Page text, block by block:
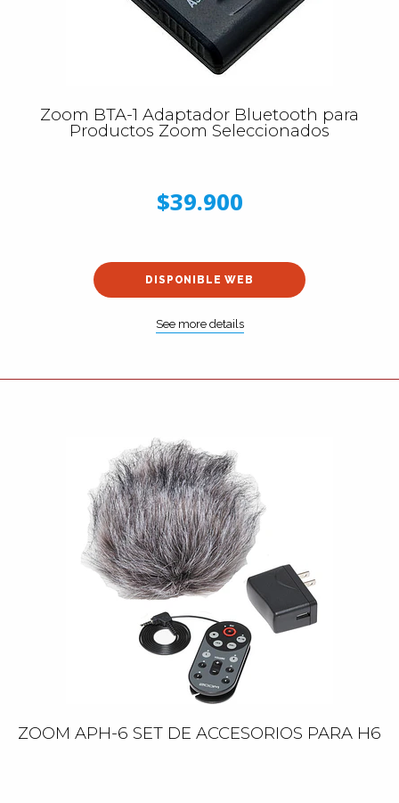
Zoom BTA-1 Adaptador Bluetooth para
Productos Zoom Seleccionados
$39.900
DISPONIBLE WEB
See more details
ZOOM APH-6 SET DE ACCESORIOS PARA H6